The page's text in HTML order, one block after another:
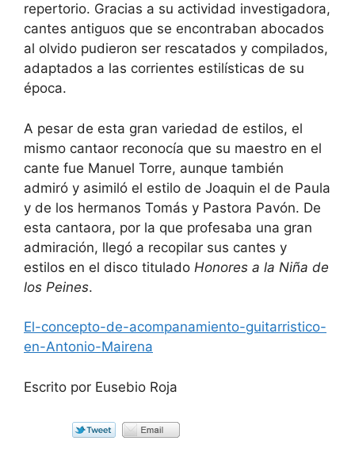
repertorio. Gracias a su actividad investigadora,
cantes antiguos que se encontraban abocados
al olvido pudieron ser rescatados y compilados,
adaptados a las corrientes estilísticas de su
época.
A pesar de esta gran variedad de estilos, el
mismo cantaor reconocía que su maestro en el
cante fue Manuel Torre, aunque también
admiró y asimiló el estilo de Joaquin el de Paula
y de los hermanos Tomás y Pastora Pavón. De
esta cantaora, por la que profesaba una gran
admiración, llegó a recopilar sus cantes y
estilos en el disco titulado Honores a la Niña de
los Peines.
El-concepto-de-acompanamiento-guitarristico-
en-Antonio-Mairena
Escrito por Eusebio Roja